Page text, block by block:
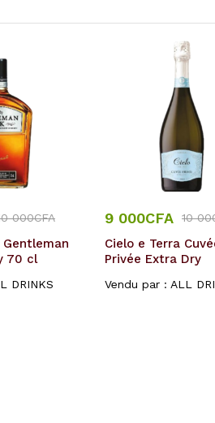
000CFA
Gentleman
70 cl
DRINKS
9 000CFA 10
Cielo e Terra
Privée Extra Dry
Vendu par : ALL